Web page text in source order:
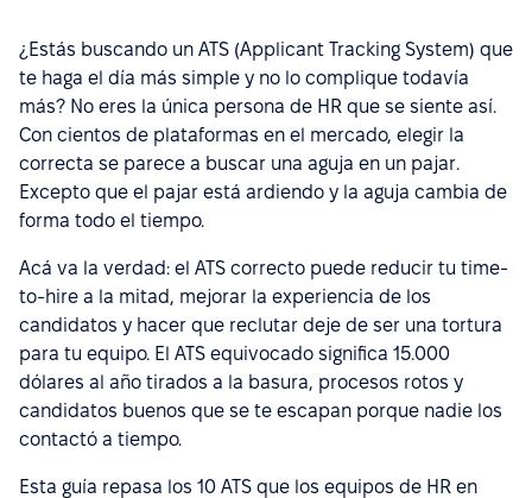
¿Estás buscando un ATS (Applicant Tracking System) que
te haga el día más simple y no lo complique todavía
más? No eres la única persona de HR que se siente así.
Con cientos de plataformas en el mercado, elegir la
correcta se parece a buscar una aguja en un pajar.
Excepto que el pajar está ardiendo y la aguja cambia de
forma todo el tiempo.
Acá va la verdad: el ATS correcto puede reducir tu time-
to-hire a la mitad, mejorar la experiencia de los
candidatos y hacer que reclutar deje de ser una tortura
para tu equipo. El ATS equivocado significa 15.000
dólares al año tirados a la basura, procesos rotos y
candidatos buenos que se te escapan porque nadie los
contactó a tiempo.
Esta guía repasa los 10 ATS que los equipos de HR en